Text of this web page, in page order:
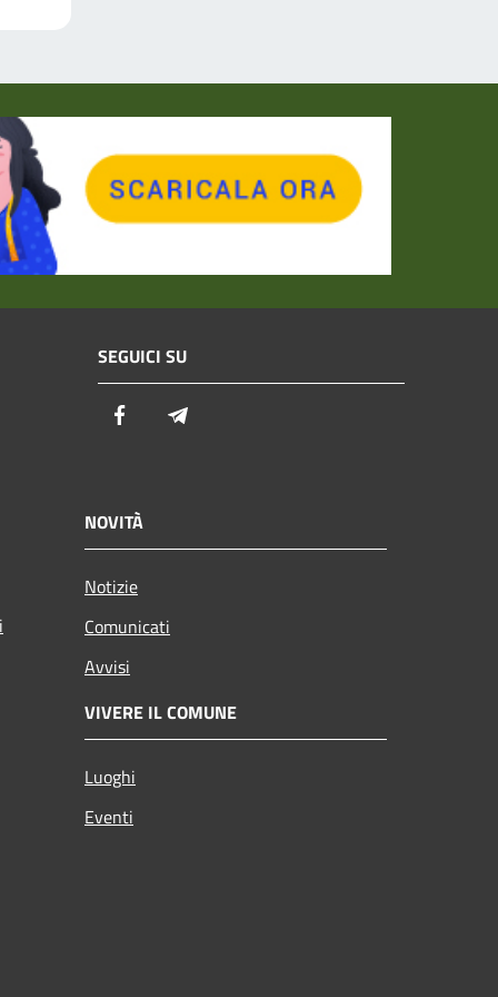
SEGUICI SU
Facebook
NOVITÀ
Notizie
Comunicati
Avvisi
VIVERE IL COMUNE
Luoghi
Eventi